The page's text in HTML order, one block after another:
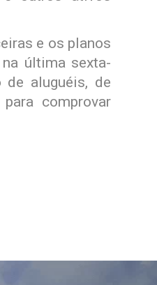
e os planos
última sexta-
aluguéis, de
comprovar